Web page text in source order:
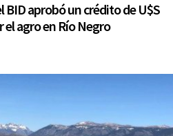
BID aprobó un crédito de U$S
agro en Río Negro